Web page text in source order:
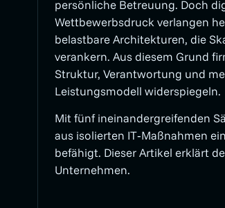
persönliche Betreuung. Doch
Wettbewerbsdruck verlangen
belastbare Architekturen, die
verankern. Aus diesem Grund
Struktur, Verantwortung und
Leistungsmodell widerspiegeln.
Mit fünf ineinandergreifenden
aus isolierten IT‑Maßnahmen
befähigt. Dieser Artikel erklärt
Unternehmen.